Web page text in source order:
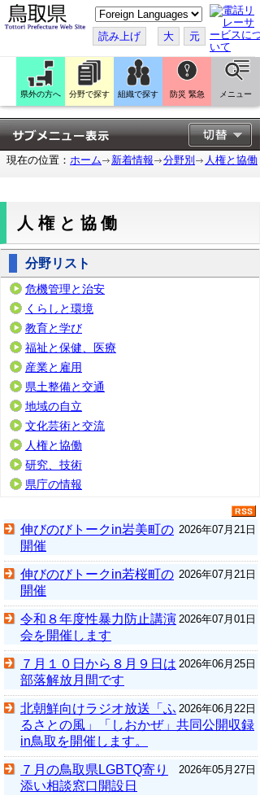
こ
の
ペ
ー
ジ
翻
訳
す
る
読み上げ 大 元
県外の方へ 分野で探す 組織で探す 防災 緊急 メニュー
現在の位置： ホーム 新着情報 分野別 人権と協働
人権と協働
分野リスト
危機管理と治安
くらしと環境
教育と学び
福祉と保健、医療
産業と雇用
県土整備と交通
地域の自立
文化芸術と交流
人権と協働
研究、技術
県庁の情報
2026年07月21日
伸びのびトークin岩美町の
開催
2026年07月21日
伸びのびトークin若桜町の
開催
2026年07月01日
令和８年度性暴力防止講演
会を開催します
2026年06月25日
７月１０日から８月９日は
部落解放月間です
2026年06月22日
北朝鮮向けラジオ放送「ふ
るさとの風」「しおかぜ」共同公開収録
in鳥取を開催します。
2026年05月27日
７月の鳥取県LGBTQ寄り
添い相談窓口開設日